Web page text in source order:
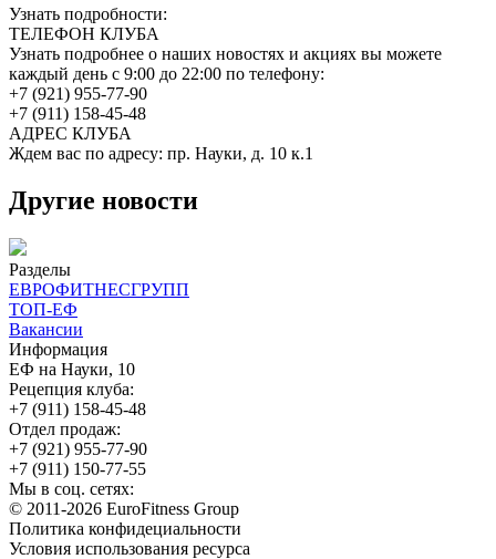
Узнать подробности:
ТЕЛЕФОН КЛУБА
Узнать подробнее о наших новостях и акциях вы можете
каждый день с 9:00 до 22:00 по телефону:
+7 (921) 955-77-90
+7 (911) 158-45-48
АДРЕС КЛУБА
Ждем вас по адресу: пр. Науки, д. 10 к.1
Другие новости
Разделы
ЕВРОФИТНЕСГРУПП
ТОП-ЕФ
Вакансии
Информация
ЕФ на Науки, 10
Рецепция клуба:
+7 (911) 158-45-48
Отдел продаж:
+7 (921) 955-77-90
+7 (911) 150-77-55
Мы в соц. сетях:
© 2011-2026 EuroFitness Group
Политика конфидециальности
Условия использования ресурса